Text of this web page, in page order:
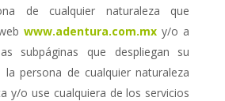
de cualquier naturaleza que
www.adentura.com.mx y/o a
subpáginas que despliegan su
persona de cualquier naturaleza
y/o use cualquiera de los servicios